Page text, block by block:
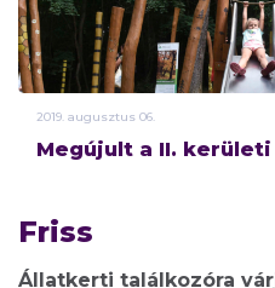
2019. augusztus 06.
Megújult a II.
Friss
Állatkerti találkozóra